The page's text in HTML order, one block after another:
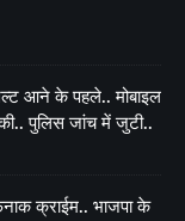
आने के पहले.. मोबाइल
पुलिस जांच में जुटी..
क्राईम.. भाजपा के